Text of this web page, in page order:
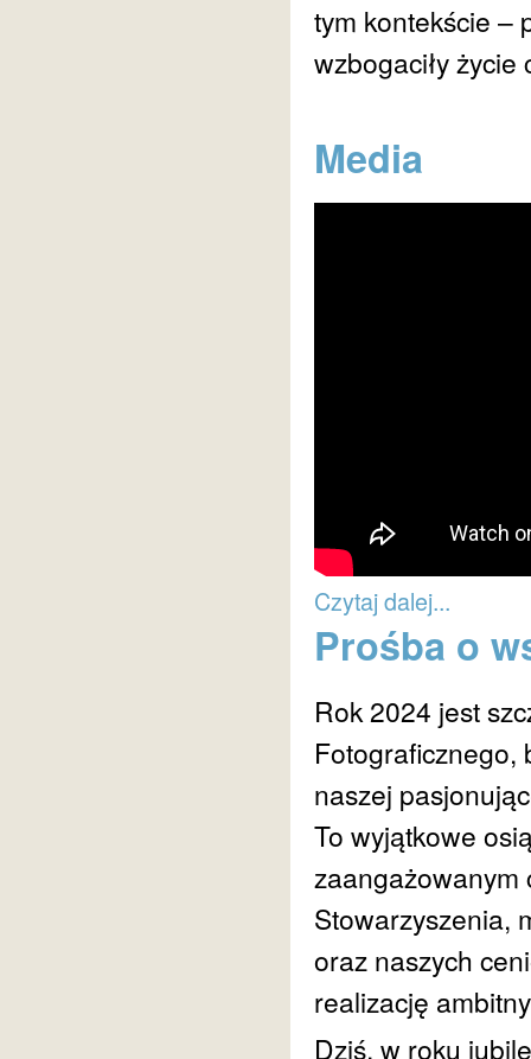
tym kontekście –
wzbogaciły życie
Media
Czytaj dalej...
Prośba o
Rok 2024 jest
Fotograficznego,
naszej
To wyjątkowe
zaangażowanym
Stowarzyszenia,
oraz naszych
realizację
Dziś, w roku